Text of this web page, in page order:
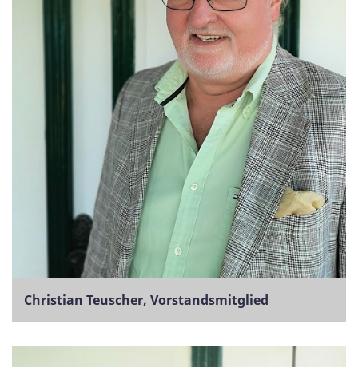
Christian Teuscher, Vorstandsmitglied